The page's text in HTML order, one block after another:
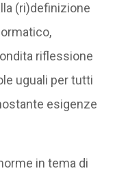
(ri)definizione
riflessione
uguali per tutti
esigenze
in tema di